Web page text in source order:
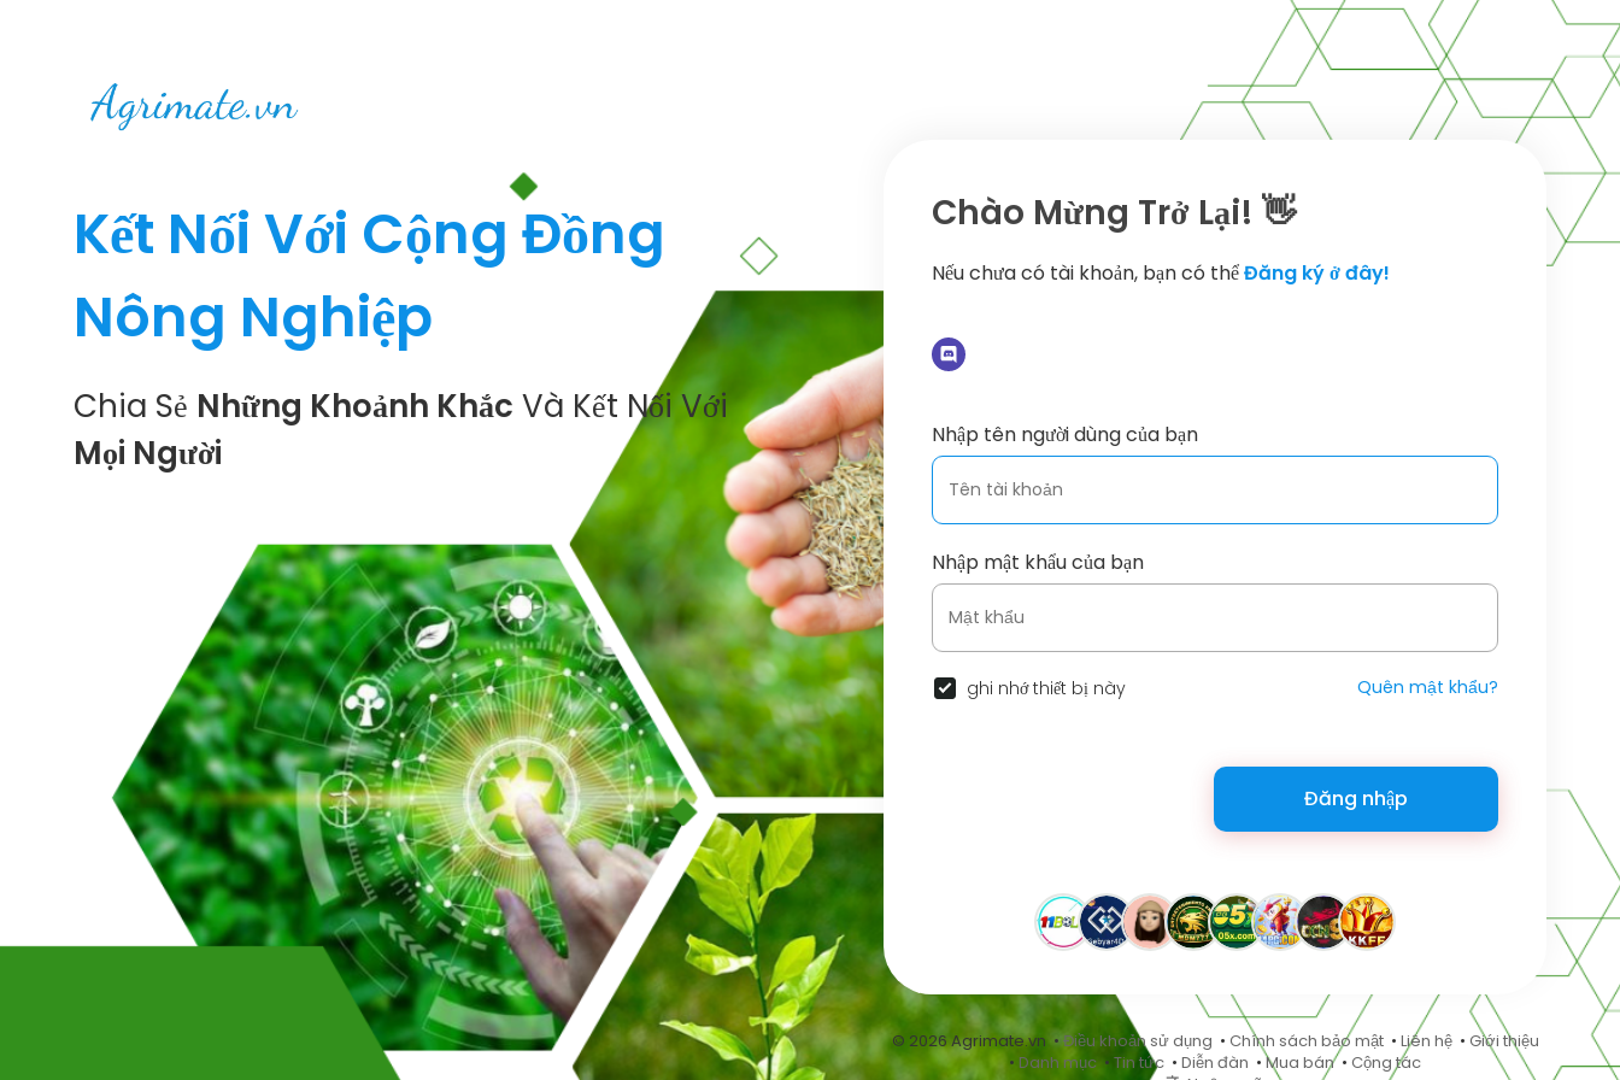
Kết Nối Với Cộng Đồng
Nông Nghiệp
Chia Sẻ Những Khoảnh Khắc Và Kết Nối Với
Mọi Người
Chào Mừng Trở Lại! 👋
Nếu chưa có tài khoản, bạn có thểĐăng ký ở đây!
Nhập tên người dùng của bạn
Nhập mật khẩu của bạn
ghi nhớ thiết bị này Quên mật khẩu?
Đăng nhập
© 2026 Agrimate.vn •Điều khoản sử dụng • Chính sách bảo mật• Liên hệ• Giới thiệu
• Danh mục• Tin tức • Diễn đàn •Mua bán• Cộng tác